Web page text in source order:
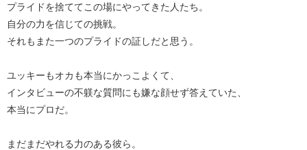
プライドを捨ててこの場にやってきた人たち。
自分の力を信じての挑戦。
それもまた一つのプライドの証しだと思う。
ユッキーもオカも本当にかっこよくて、
インタビューの不躾な質問にも嫌な顔せず答えていた、
本当にプロだ。
まだまだやれる力のある彼ら。